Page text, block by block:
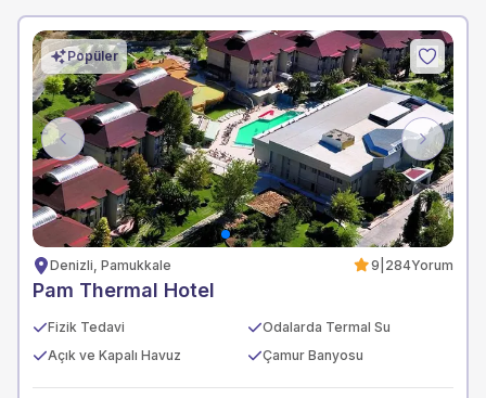
Previous Next
Popüler
Denizli, Pamukkale 9 284Yorum
Pam Thermal Hotel
Fizik Tedavi
Odalarda Termal Su
Açık ve Kapalı Havuz
Çamur Banyosu